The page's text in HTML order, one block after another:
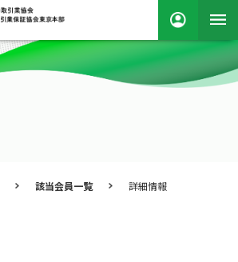
該当会員一覧 詳細情報